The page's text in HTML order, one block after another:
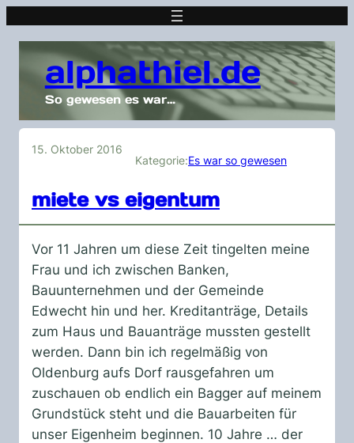
alphathiel.de
So gewesen es war…
15. Oktober 2016
Kategorie:Es war so gewesen
miete vs eigentum
Vor 11 Jahren um diese Zeit tingelten meine
Frau und ich zwischen Banken,
Bauunternehmen und der Gemeinde
Edwecht hin und her. Kreditanträge, Details
zum Haus und Bauanträge mussten gestellt
werden. Dann bin ich regelmäßig von
Oldenburg aufs Dorf rausgefahren um
zuschauen ob endlich ein Bagger auf meinem
Grundstück steht und die Bauarbeiten für
unser Eigenheim beginnen. 10 Jahre … der